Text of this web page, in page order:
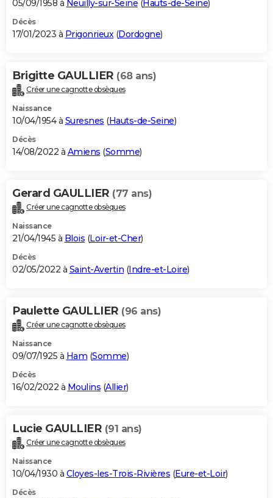
05/09/1958 à Neuilly-sur-Seine (Hauts-de-Seine)
Décès
17/01/2023 à Prigonrieux(Dordogne)
Brigitte GAULLIER (68 ans)
Créer une cagnotte obsèques
Naissance
10/04/1954 à Suresnes (Hauts-de-Seine)
Décès
14/08/2022 à Amiens (Somme)
Gerard GAULLIER (77 ans)
Créer une cagnotte obsèques
Naissance
21/04/1945 à Blois (Loir-et-Cher)
Décès
02/05/2022 à Saint-Avertin (Indre-et-Loire)
Paulette GAULLIER (96 ans)
Créer une cagnotte obsèques
Naissance
09/07/1925 à Ham (Somme)
Décès
16/02/2022 à Moulins (Allier)
Lucie GAULLIER (91 ans)
Créer une cagnotte obsèques
Naissance
10/04/1930 à Cloyes-les-Trois-Rivières (Eure-et-Loir)
Décès